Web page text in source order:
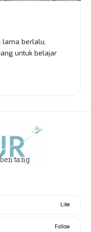
lama berlalu,
untuk belajar
Like
Follow